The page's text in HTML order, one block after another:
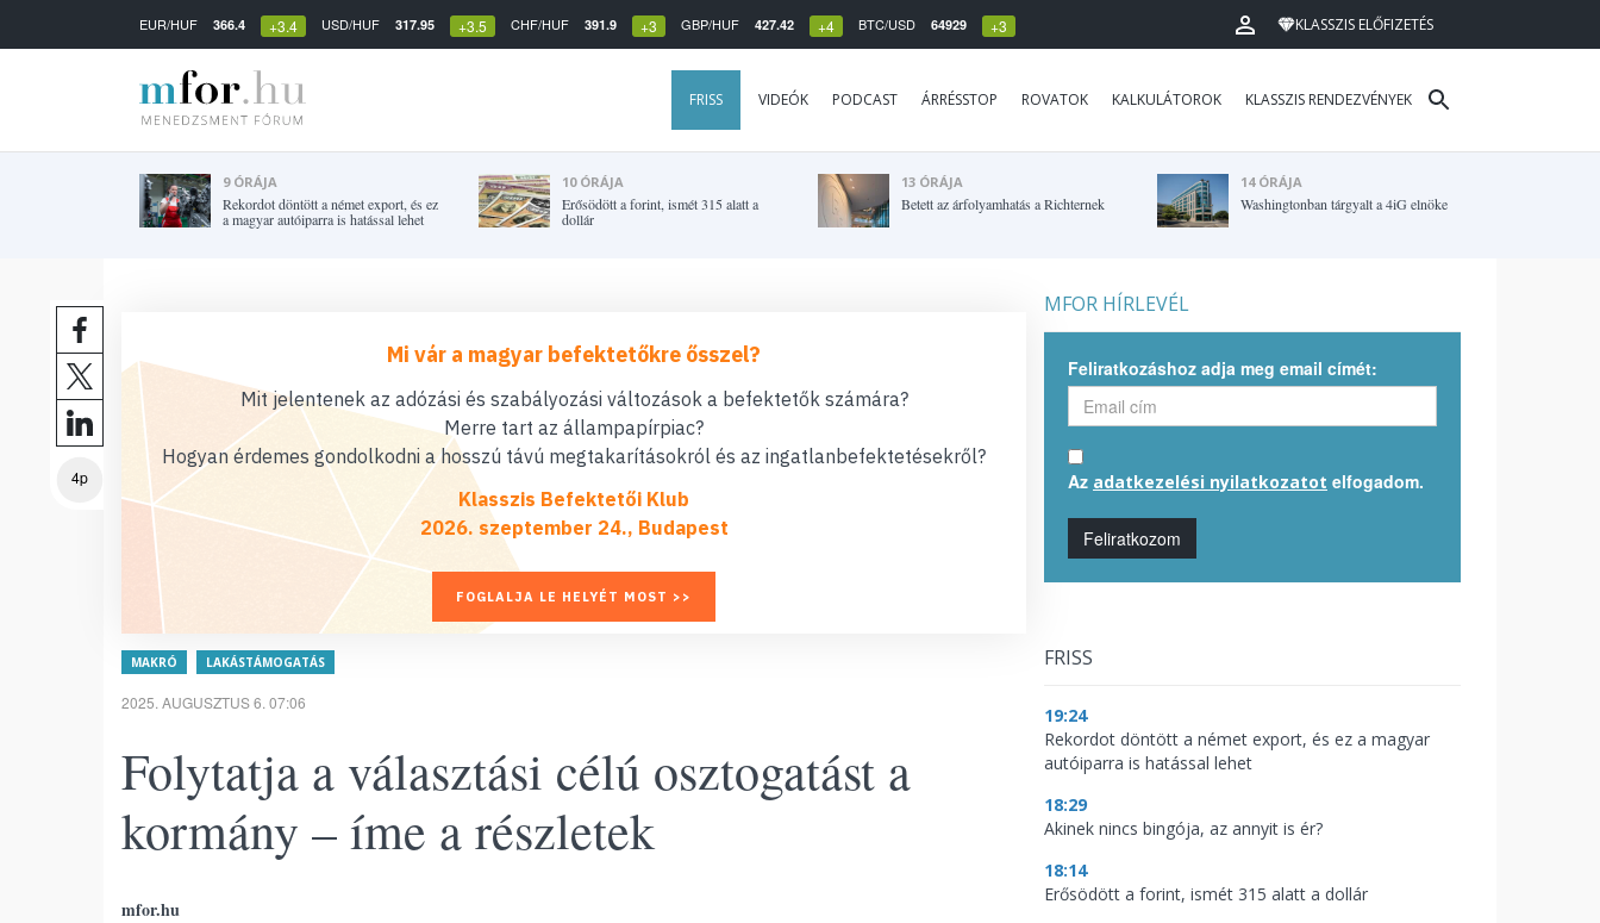
EUR/HUF 366.4 +3.4 USD/HUF 317.95 +3.5 CHF/HUF 391.9 +3 GBP/HUF 427.42 +4 BTC/USD 64929 +3 KLASSZIS ELŐFIZETÉS
FRISS VIDEÓK PODCAST ÁRRÉSSTOP ROVATOK KALKULÁTOROK KLASSZIS RENDEZVÉNYEK
9 ÓRÁJA
Rekordot döntött a német export, és ez
a magyar autóiparra is hatással lehet
10 ÓRÁJA
Erősödött a forint, ismét 315 alatt a
dollár
13 ÓRÁJA
Betett az árfolyamhatás a Richternek
14 ÓRÁJA
Washingtonban tárgyalt a 4iG elnöke
4p
Mi vár a magyar befektetőkre ősszel?
Mit jelentenek az adózási és szabályozási változások a befektetők számára?
Merre tart az állampapírpiac?
Hogyan érdemes gondolkodni a hosszú távú megtakarításokról és az ingatlanbefektetésekről?
Klasszis Befektetői Klub
2026. szeptember 24., Budapest
FOGLALJA LE HELYÉT MOST >>
MAKRÓ LAKÁSTÁMOGATÁS
2025. AUGUSZTUS 6. 07:06
Folytatja a választási célú osztogatást a
kormány – íme a részletek
mfor.hu
MFOR HÍRLEVÉL
Feliratkozáshoz adja meg email címét:
Az adatkezelési nyilatkozatot elfogadom.
Feliratkozom
FRISS
19:24
Rekordot döntött a német export, és ez a magyar
autóiparra is hatással lehet
18:29
Akinek nincs bingója, az annyit is ér?
18:14
Erősödött a forint, ismét 315 alatt a dollár